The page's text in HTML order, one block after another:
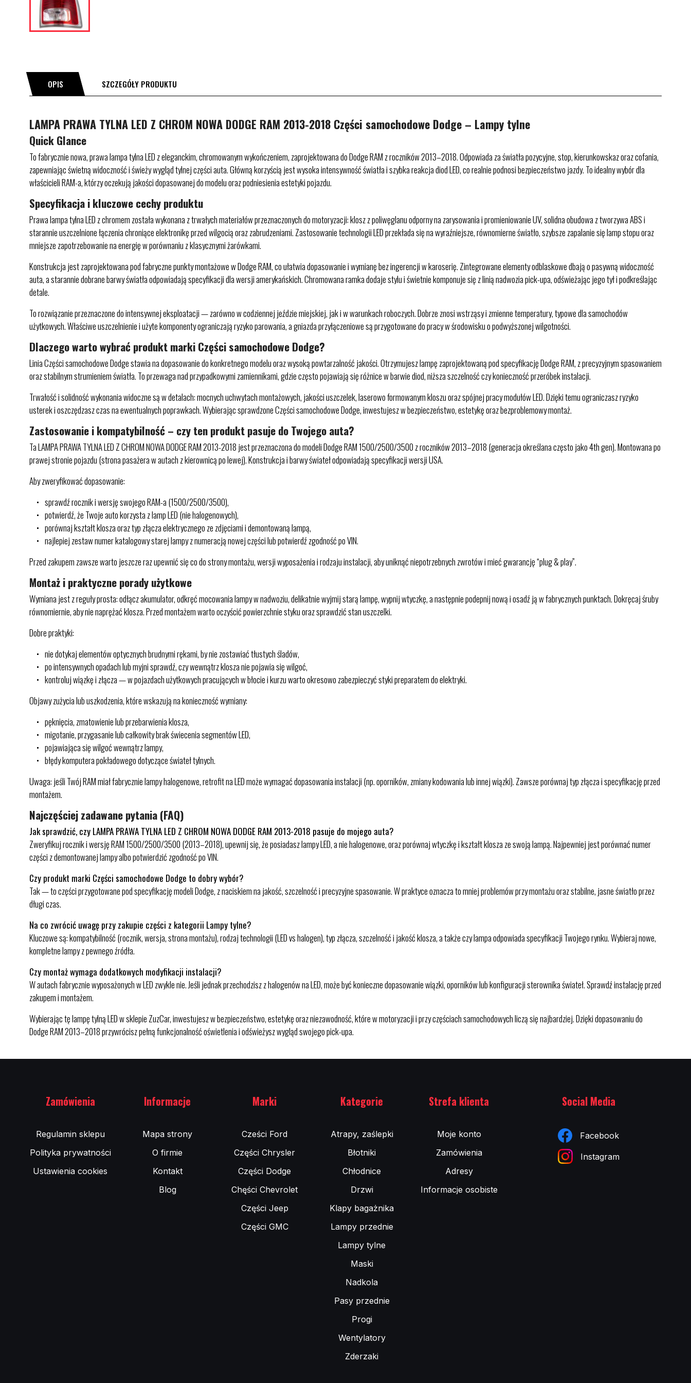
OPIS SZCZEGÓŁY PRODUKTU
LAMPA PRAWA TYLNA LED Z CHROM NOWA DODGE RAM 2013-2018 Części samochodowe Dodge – Lampy tylne
Quick Glance
To fabrycznie nowa, prawa lampa tylna LED z eleganckim, chromowanym wykończeniem, zaprojektowana do Dodge RAM z roczników 2013–2018. Odpowiada za światła pozycyjne, stop, kierunkowskaz oraz cofania,
zapewniając świetną widoczność i świeży wygląd tylnej części auta. Główną korzyścią jest wysoka intensywność światła i szybka reakcja diod LED, co realnie podnosi bezpieczeństwo jazdy. To idealny wybór dla
właścicieli RAM-a, którzy oczekują jakości dopasowanej do modelu oraz podniesienia estetyki pojazdu.
Specyfikacja i kluczowe cechy produktu
Prawa lampa tylna LED z chromem została wykonana z trwałych materiałów przeznaczonych do motoryzacji: klosz z poliwęglanu odporny na zarysowania i promieniowanie UV, solidna obudowa z tworzywa ABS i
starannie uszczelnione łączenia chroniące elektronikę przed wilgocią oraz zabrudzeniami. Zastosowanie technologii LED przekłada się na wyraźniejsze, równomierne światło, szybsze zapalanie się lamp stopu oraz
mniejsze zapotrzebowanie na energię w porównaniu z klasycznymi żarówkami.
Konstrukcja jest zaprojektowana pod fabryczne punkty montażowe w Dodge RAM, co ułatwia dopasowanie i wymianę bez ingerencji w karoserię. Zintegrowane elementy odblaskowe dbają o pasywną widoczność
auta, a starannie dobrane barwy światła odpowiadają specyfikacji dla wersji amerykańskich. Chromowana ramka dodaje stylu i świetnie komponuje się z linią nadwozia pick-upa, odświeżając jego tył i podkreślając
detale.
To rozwiązanie przeznaczone do intensywnej eksploatacji — zarówno w codziennej jeździe miejskiej, jak i w warunkach roboczych. Dobrze znosi wstrząsy i zmienne temperatury, typowe dla samochodów
użytkowych. Właściwe uszczelnienie i użyte komponenty ograniczają ryzyko parowania, a gniazda przyłączeniowe są przygotowane do pracy w środowisku o podwyższonej wilgotności.
Dlaczego warto wybrać produkt marki Części samochodowe Dodge?
Linia Części samochodowe Dodge stawia na dopasowanie do konkretnego modelu oraz wysoką powtarzalność jakości. Otrzymujesz lampę zaprojektowaną pod specyfikację Dodge RAM, z precyzyjnym spasowaniem
oraz stabilnym strumieniem światła. To przewaga nad przypadkowymi zamiennikami, gdzie często pojawiają się różnice w barwie diod, niższa szczelność czy konieczność przeróbek instalacji.
Trwałość i solidność wykonania widoczne są w detalach: mocnych uchwytach montażowych, jakości uszczelek, laserowo formowanym kloszu oraz spójnej pracy modułów LED. Dzięki temu ograniczasz ryzyko
usterek i oszczędzasz czas na ewentualnych poprawkach. Wybierając sprawdzone Części samochodowe Dodge, inwestujesz w bezpieczeństwo, estetykę oraz bezproblemowy montaż.
Zastosowanie i kompatybilność – czy ten produkt pasuje do Twojego auta?
Ta LAMPA PRAWA TYLNA LED Z CHROM NOWA DODGE RAM 2013-2018 jest przeznaczona do modeli Dodge RAM 1500/2500/3500 z roczników 2013–2018 (generacja określana często jako 4th gen). Montowana po
prawej stronie pojazdu (strona pasażera w autach z kierownicą po lewej). Konstrukcja i barwy świateł odpowiadają specyfikacji wersji USA.
Aby zweryfikować dopasowanie:
sprawdź rocznik i wersję swojego RAM-a (1500/2500/3500),
potwierdź, że Twoje auto korzysta z lamp LED (nie halogenowych),
porównaj kształt klosza oraz typ złącza elektrycznego ze zdjęciami i demontowaną lampą,
najlepiej zestaw numer katalogowy starej lampy z numeracją nowej części lub potwierdź zgodność po VIN.
Przed zakupem zawsze warto jeszcze raz upewnić się co do strony montażu, wersji wyposażenia i rodzaju instalacji, aby uniknąć niepotrzebnych zwrotów i mieć gwarancję “plug & play”.
Montaż i praktyczne porady użytkowe
Wymiana jest z reguły prosta: odłącz akumulator, odkręć mocowania lampy w nadwoziu, delikatnie wyjmij starą lampę, wypnij wtyczkę, a następnie podepnij nową i osadź ją w fabrycznych punktach. Dokręcaj śruby
równomiernie, aby nie naprężać klosza. Przed montażem warto oczyścić powierzchnie styku oraz sprawdzić stan uszczelki.
Dobre praktyki:
nie dotykaj elementów optycznych brudnymi rękami, by nie zostawiać tłustych śladów,
po intensywnych opadach lub myjni sprawdź, czy wewnątrz klosza nie pojawia się wilgoć,
kontroluj wiązkę i złącza — w pojazdach użytkowych pracujących w błocie i kurzu warto okresowo zabezpieczyć styki preparatem do elektryki.
Objawy zużycia lub uszkodzenia, które wskazują na konieczność wymiany:
pęknięcia, zmatowienie lub przebarwienia klosza,
migotanie, przygasanie lub całkowity brak świecenia segmentów LED,
pojawiająca się wilgoć wewnątrz lampy,
błędy komputera pokładowego dotyczące świateł tylnych.
Uwaga: jeśli Twój RAM miał fabrycznie lampy halogenowe, retrofit na LED może wymagać dopasowania instalacji (np. oporników, zmiany kodowania lub innej wiązki). Zawsze porównaj typ złącza i specyfikację przed
montażem.
Najczęściej zadawane pytania (FAQ)
Jak sprawdzić, czy LAMPA PRAWA TYLNA LED Z CHROM NOWA DODGE RAM 2013-2018 pasuje do mojego auta?
Zweryfikuj rocznik i wersję RAM 1500/2500/3500 (2013–2018), upewnij się, że posiadasz lampy LED, a nie halogenowe, oraz porównaj wtyczkę i kształt klosza ze swoją lampą. Najpewniej jest porównać numer
części z demontowanej lampy albo potwierdzić zgodność po VIN.
Czy produkt marki Części samochodowe Dodge to dobry wybór?
Tak — to części przygotowane pod specyfikację modeli Dodge, z naciskiem na jakość, szczelność i precyzyjne spasowanie. W praktyce oznacza to mniej problemów przy montażu oraz stabilne, jasne światło przez
długi czas.
Na co zwrócić uwagę przy zakupie części z kategorii Lampy tylne?
Kluczowe są: kompatybilność (rocznik, wersja, strona montażu), rodzaj technologii (LED vs halogen), typ złącza, szczelność i jakość klosza, a także czy lampa odpowiada specyfikacji Twojego rynku. Wybieraj nowe,
kompletne lampy z pewnego źródła.
Czy montaż wymaga dodatkowych modyfikacji instalacji?
W autach fabrycznie wyposażonych w LED zwykle nie. Jeśli jednak przechodzisz z halogenów na LED, może być konieczne dopasowanie wiązki, oporników lub konfiguracji sterownika świateł. Sprawdź instalację przed
zakupem i montażem.
Wybierając tę lampę tylną LED w sklepie ZuzCar, inwestujesz w bezpieczeństwo, estetykę oraz niezawodność, które w motoryzacji i przy częściach samochodowych liczą się najbardziej. Dzięki dopasowaniu do
Dodge RAM 2013–2018 przywrócisz pełną funkcjonalność oświetlenia i odświeżysz wygląd swojego pick-upa.
Zamówienia
Regulamin sklepu
Polityka prywatności
Ustawienia cookies
Informacje
Mapa strony
O firmie
Kontakt
Blog
Marki
Cześci Ford
Części Chrysler
Części Dodge
Chęści Chevrolet
Części Jeep
Części GMC
Kategorie
Atrapy, zaślepki
Błotniki
Chłodnice
Drzwi
Klapy bagażnika
Lampy przednie
Lampy tylne
Maski
Nadkola
Pasy przednie
Progi
Wentylatory
Zderzaki
Strefa klienta
Moje konto
Zamówienia
Adresy
Informacje osobiste
Social Media
Facebook
Instagram